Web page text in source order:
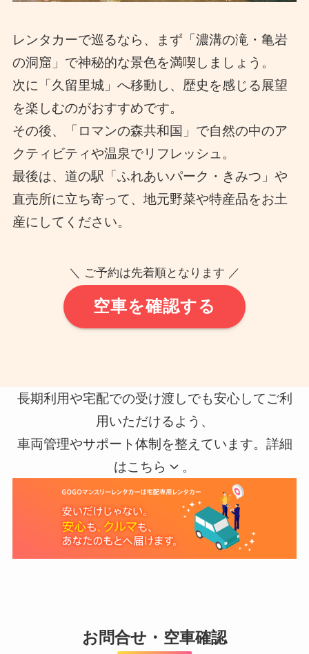
レンタカーで巡るなら、まず「濃溝の滝・亀岩
の洞窟」で神秘的な景色を満喫しましょう。
次に「久留里城」へ移動し、歴史を感じる展望
を楽しむのがおすすめです。
その後、「ロマンの森共和国」で自然の中のア
クティビティや温泉でリフレッシュ。
最後は、道の駅「ふれあいパーク・きみつ」や
直売所に立ち寄って、地元野菜や特産品をお土
産にしてください。
＼ ご予約は先着順となります ／
空車を確認する
長期利用や宅配での受け渡しでも安心してご利
用いただけるよう、
車両管理やサポート体制を整えています。詳細
はこちら
。
お問合せ・空車確認